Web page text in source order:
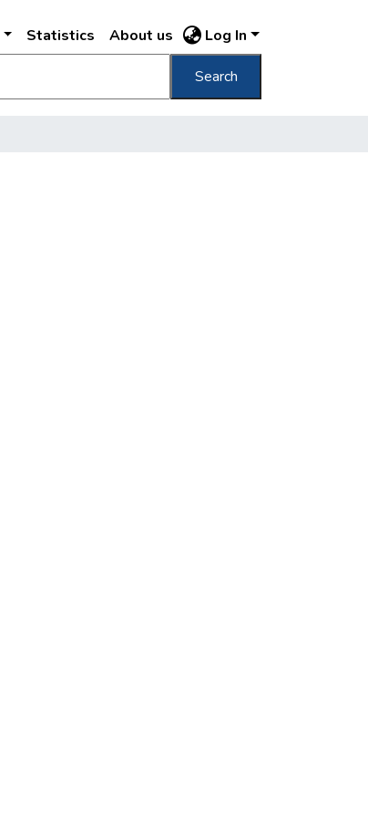
Statistics About us Log In
Search